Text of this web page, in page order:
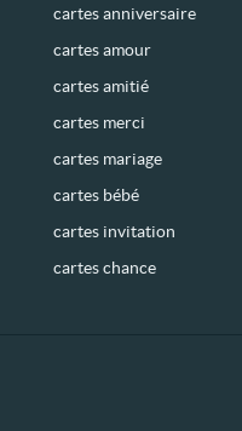
cartes anniversaire
cartes amour
cartes amitié
cartes merci
cartes mariage
cartes bébé
cartes invitation
cartes chance